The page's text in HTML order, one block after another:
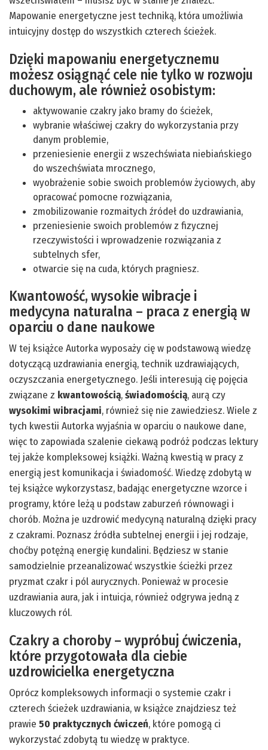
Mapowanie energetyczne jest techniką, która umożliwia
intuicyjny dostęp do wszystkich czterech ścieżek.
Dzięki mapowaniu energetycznemu
możesz osiągnąć cele nie tylko w rozwoju
duchowym, ale również osobistym:
aktywowanie czakry jako bramy do ścieżek,
wybranie właściwej czakry do wykorzystania przy
danym problemie,
przeniesienie energii z wszechświata niebiańskiego
do wszechświata mrocznego,
wyobrażenie sobie swoich problemów życiowych, aby
opracować pomocne rozwiązania,
zmobilizowanie rozmaitych źródeł do uzdrawiania,
przeniesienie swoich problemów z fizycznej
rzeczywistości i wprowadzenie rozwiązania z
subtelnych sfer,
otwarcie się na cuda, których pragniesz.
Kwantowość, wysokie wibracje i
medycyna naturalna – praca z energią w
oparciu o dane naukowe
W tej książce Autorka wyposaży cię w podstawową wiedzę
dotyczącą uzdrawiania energią, technik uzdrawiających,
oczyszczania energetycznego. Jeśli interesują cię pojęcia
związane z kwantowością,świadomością, aurą czy
wysokimi wibracjami, również się nie zawiedziesz. Wiele z
tych kwestii Autorka wyjaśnia w oparciu o naukowe dane,
więc to zapowiada szalenie ciekawą podróż podczas lektury
tej jakże kompleksowej książki. Ważną kwestią w pracy z
energią jest komunikacja i świadomość. Wiedzę zdobytą w
tej książce wykorzystasz, badając energetyczne wzorce i
programy, które leżą u podstaw zaburzeń równowagi i
chorób. Można je uzdrowić medycyną naturalną dzięki pracy
z czakrami. Poznasz źródła subtelnej energii i jej rodzaje,
choćby potężną energię kundalini. Będziesz w stanie
samodzielnie przeanalizować wszystkie ścieżki przez
pryzmat czakr i pól aurycznych. Ponieważ w procesie
uzdrawiania aura, jak i intuicja, również odgrywa jedną z
kluczowych ról.
Czakry a choroby – wypróbuj ćwiczenia,
które przygotowała dla ciebie
uzdrowicielka energetyczna
Oprócz kompleksowych informacji o systemie czakr i
czterech ścieżek uzdrawiania, w książce znajdziesz też
prawie 50 praktycznych ćwiczeń, które pomogą ci
wykorzystać zdobytą tu wiedzę w praktyce.